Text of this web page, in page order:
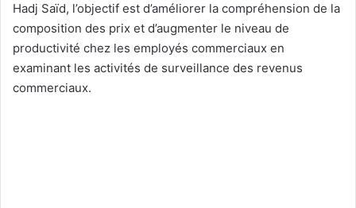
Hadj Saïd, l’objectif est d’améliorer la compréhension de la
composition des prix et d’augmenter le niveau de
productivité chez les employés commerciaux en
examinant les activités de surveillance des revenus
commerciaux.